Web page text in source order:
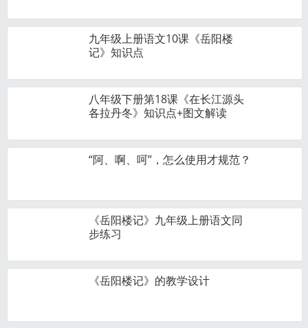
九年级上册语文10课《岳阳楼
记》知识点
八年级下册第18课《在长江源头
各拉丹冬》知识点+图文解读
“阿、啊、呵”，怎么使用才规范？
《岳阳楼记》九年级上册语文同
步练习
《岳阳楼记》的教学设计